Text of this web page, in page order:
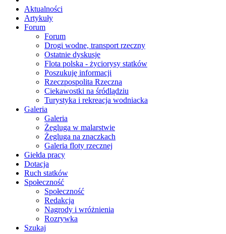
Aktualności
Artykuły
Forum
Forum
Drogi wodne, transport rzeczny
Ostatnie dyskusje
Flota polska - życiorysy statków
Poszukuję informacji
Rzeczpospolita Rzeczna
Ciekawostki na śródlądziu
Turystyka i rekreacja wodniacka
Galeria
Galeria
Żegluga w malarstwie
Żegluga na znaczkach
Galeria floty rzecznej
Giełda pracy
Dotacja
Ruch statków
Społeczność
Społeczność
Redakcja
Nagrody i wróżnienia
Rozrywka
Szukaj